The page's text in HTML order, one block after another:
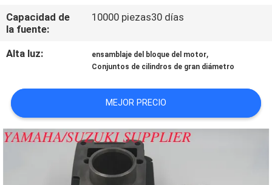
CON
PIDA
UNA
CITA
Capacidad de
la fuente:
10000 piezas30 días
Alta luz: ensamblaje del bloque del motor,
Conjuntos de cilindros de gran diámetro
MEJOR PRECIO